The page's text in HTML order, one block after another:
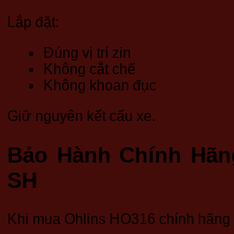
Lắp đặt:
Đúng vị trí zin
Không cắt chế
Không khoan đục
Giữ nguyên kết cấu xe.
Bảo Hành Chính
SH
Khi mua Ohlins HO316 chính